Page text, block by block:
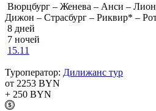
Вюрцбург – Женева – Анси –
Дижон – Страсбург – Риквир* –
8 дней
7 ночей
15.11
Туроператор: Дилижанс тур
от 2253 BYN
+ 250 BYN